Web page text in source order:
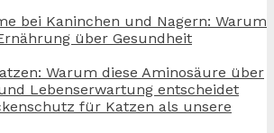
bei Kaninchen und Nagern: Warum
über Gesundheit
Warum diese Aminosäure über
Lebenserwartung entscheidet
für Katzen als unsere